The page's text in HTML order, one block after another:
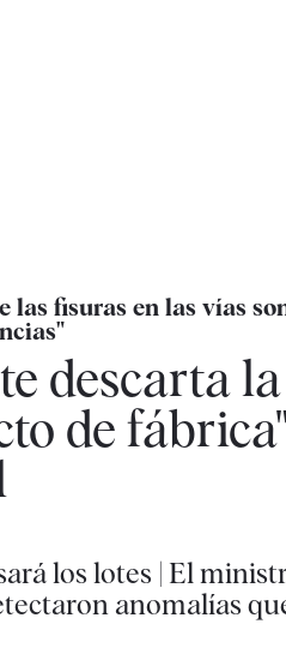
las fisuras en las vías
descarta
de
los lotes | El
anomalías